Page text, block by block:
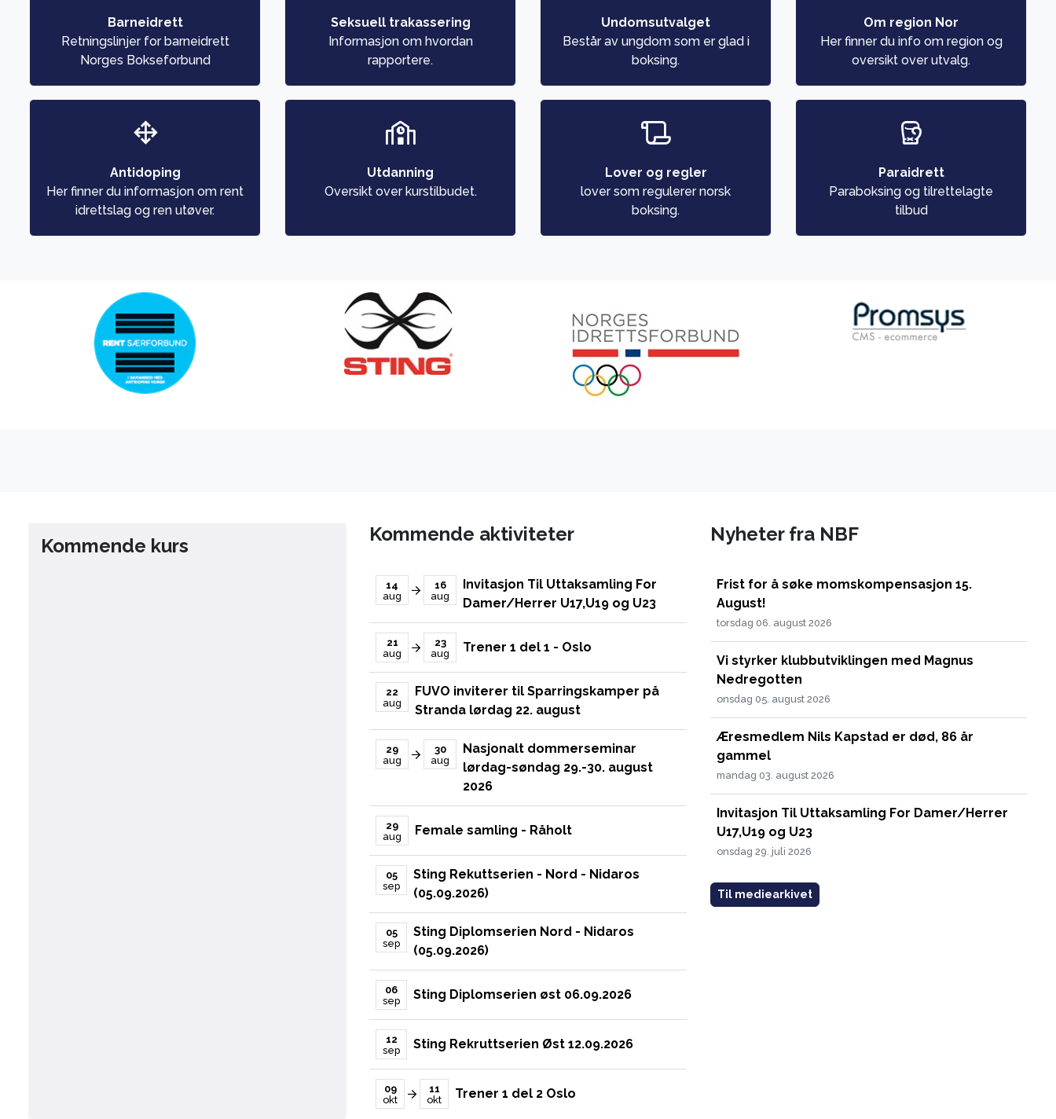
Barneidrett
Retningslinjer for barneidrett
Norges Bokseforbund
Seksuell trakassering
Informasjon om hvordan
rapportere.
Undomsutvalget
Består av ungdom som er glad i
boksing.
Om region Nor
Her finner du info om region og
oversikt over utvalg.
Antidoping
Her finner du informasjon om rent
idrettslag og ren utøver.
Utdanning
Oversikt over kurstilbudet.
Lover og regler
lover som regulerer norsk
boksing.
Paraidrett
Paraboksing og tilrettelagte
tilbud
Kommende kurs
Kommende aktiviteter
14
aug
16
aug
Invitasjon Til Uttaksamling For
Damer/Herrer U17,U19 og U23
21
aug
23
aug
Trener 1 del 1 - Oslo
22
aug
FUVO inviterer til Sparringskamper på
Stranda lørdag 22. august
29
aug
30
aug
Nasjonalt dommerseminar
lørdag-søndag 29.-30. august
2026
29
aug
Female samling - Råholt
05
sep
Sting Rekuttserien - Nord - Nidaros
(05.09.2026)
05
sep
Sting Diplomserien Nord - Nidaros
(05.09.2026)
06
sep
Sting Diplomserien øst 06.09.2026
12
sep
Sting Rekruttserien Øst 12.09.2026
09
okt
11
okt
Trener 1 del 2 Oslo
Nyheter fra NBF
Frist for å søke momskompensasjon 15.
August!
torsdag 06. august 2026
Vi styrker klubbutviklingen med Magnus
Nedregotten
onsdag 05. august 2026
Æresmedlem Nils Kapstad er død, 86 år
gammel
mandag 03. august 2026
Invitasjon Til Uttaksamling For Damer/Herrer
U17,U19 og U23
onsdag 29. juli 2026
Til mediearkivet